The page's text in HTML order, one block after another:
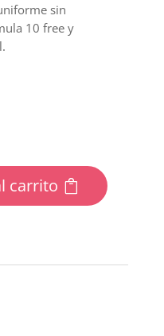
sin
10 free y
carrito